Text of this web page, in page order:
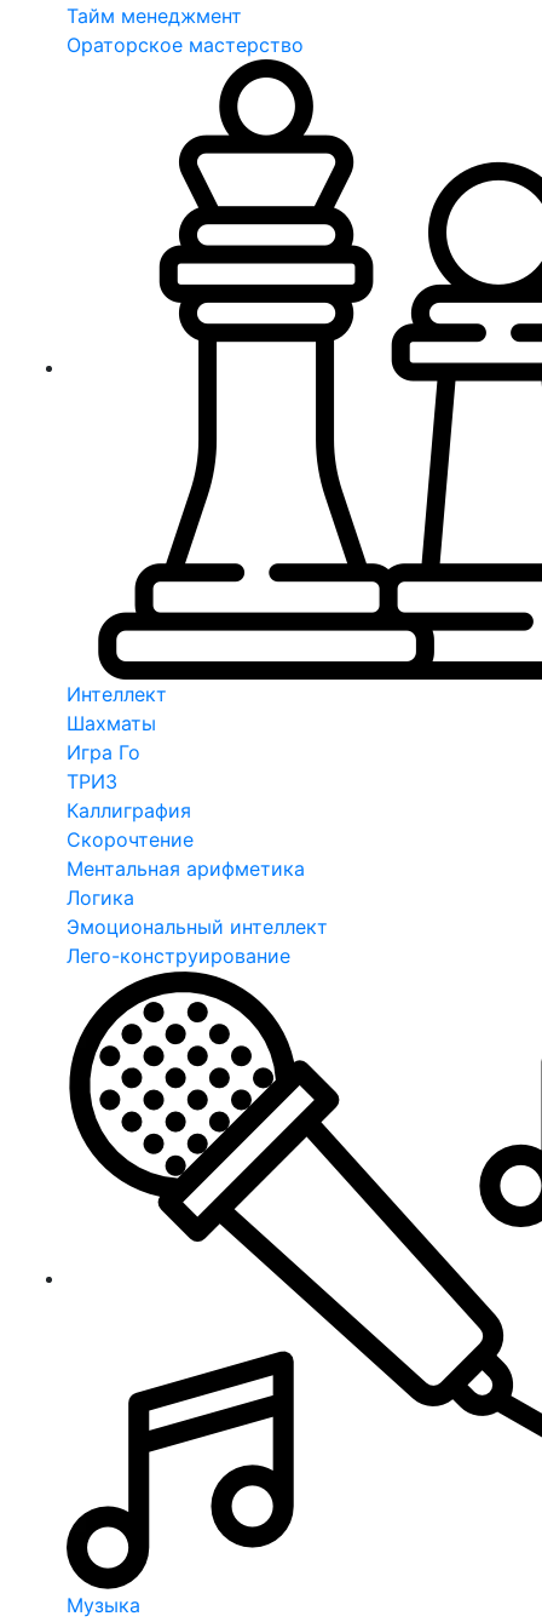
Тайм менеджмент
Ораторское мастерство
Интеллект
Шахматы
Игра Го
ТРИЗ
Каллиграфия
Скорочтение
Ментальная арифметика
Логика
Эмоциональный интеллект
Лего-конструирование
Музыка